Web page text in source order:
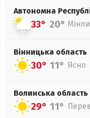
Автономна
33° 20°
Вінницька область
30° 11° Ясно
Волинська область
29° 11°